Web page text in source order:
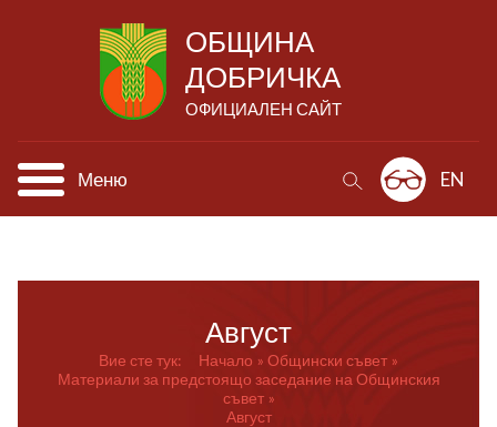
ОБЩИНА
ДОБРИЧКА
ОФИЦИАЛЕН САЙТ
Меню EN
Август
Вие сте тук: Начало Общински съвет
Материали за предстоящо заседание на Общинския
съвет
Август